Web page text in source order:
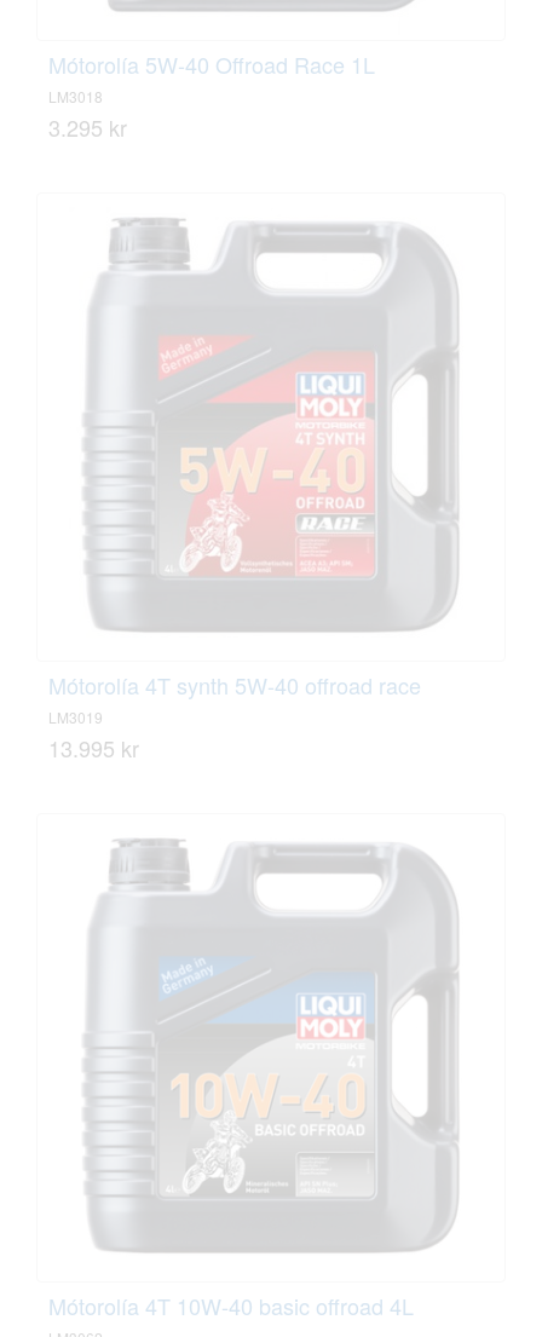
Mótorolía 5W-40 Offroad Race 1L
LM3018
3.295 kr
Mótorolía 4T synth 5W-40 offroad race
LM3019
13.995 kr
Mótorolía 4T 10W-40 basic offroad 4L